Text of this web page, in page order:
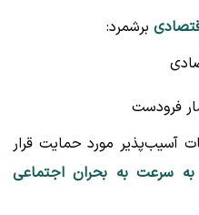
برشمرد:
فرودست
آسیب‌پذیر مورد حمایت قرار
به سرعت به بحران اجتماعی